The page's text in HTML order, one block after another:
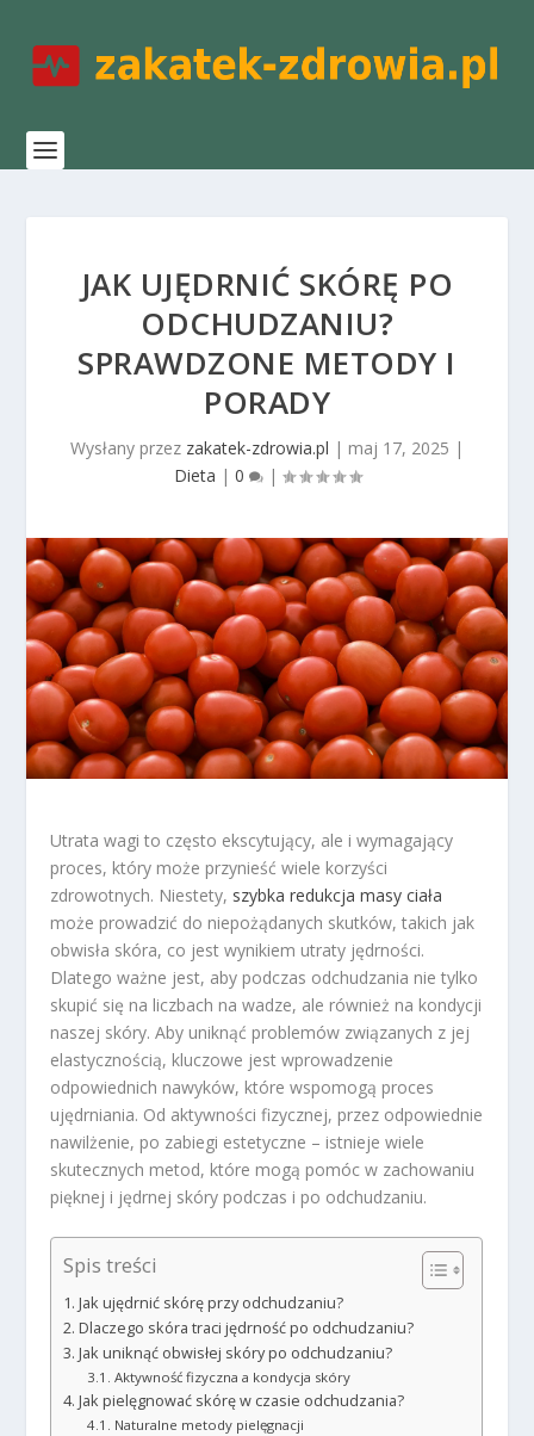
JAK UJĘDRNIĆ SKÓRĘ PO
ODCHUDZANIU?
SPRAWDZONE METODY I
PORADY
Wysłany przez zakatek-zdrowia.pl | maj 17, 2025 |
Dieta | 0 |
Utrata wagi to często ekscytujący, ale i wymagający
proces, który może przynieść wiele korzyści
zdrowotnych. Niestety, szybka redukcja masy ciała
może prowadzić do niepożądanych skutków, takich jak
obwisła skóra, co jest wynikiem utraty jędrności.
Dlatego ważne jest, aby podczas odchudzania nie tylko
skupić się na liczbach na wadze, ale również na kondycji
naszej skóry. Aby uniknąć problemów związanych z jej
elastycznością, kluczowe jest wprowadzenie
odpowiednich nawyków, które wspomogą proces
ujędrniania. Od aktywności fizycznej, przez odpowiednie
nawilżenie, po zabiegi estetyczne – istnieje wiele
skutecznych metod, które mogą pomóc w zachowaniu
pięknej i jędrnej skóry podczas i po odchudzaniu.
Spis treści
Jak ujędrnić skórę przy odchudzaniu?
Dlaczego skóra traci jędrność po odchudzaniu?
Jak uniknąć obwisłej skóry po odchudzaniu?
Aktywność fizyczna a kondycja skóry
Jak pielęgnować skórę w czasie odchudzania?
Naturalne metody pielęgnacji